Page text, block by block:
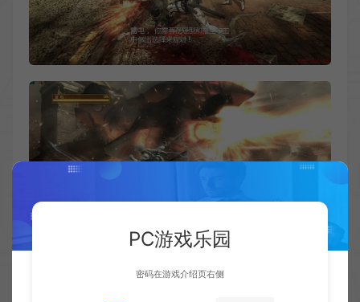
PC游戏乐园
密码在游戏介绍页右侧